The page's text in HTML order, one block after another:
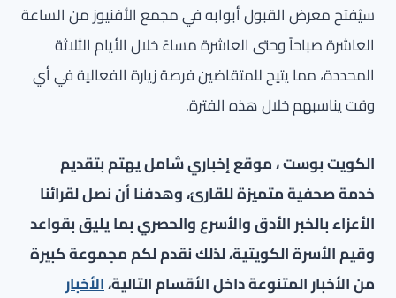
سيُفتح معرض القبول أبوابه في مجمع الأفنيوز من الساعة
العاشرة صباحاً وحتى العاشرة مساءً خلال الأيام الثلاثة
المحددة، مما يتيح للمتقاضين فرصة زيارة الفعالية في أي
وقت يناسبهم خلال هذه الفترة.
الكويت بوست ، موقع إخباري شامل يهتم بتقديم
خدمة صحفية متميزة للقارئ، وهدفنا أن نصل لقرائنا
الأعزاء بالخبر الأدق والأسرع والحصري بما يليق بقواعد
وقيم الأسرة الكويتية، لذلك نقدم لكم مجموعة كبيرة
من الأخبار المتنوعة داخل الأقسام التالية،الأخبار